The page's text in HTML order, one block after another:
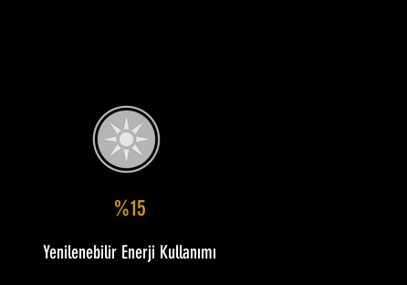
%15
Yenilenebilir Enerji Kullanımı